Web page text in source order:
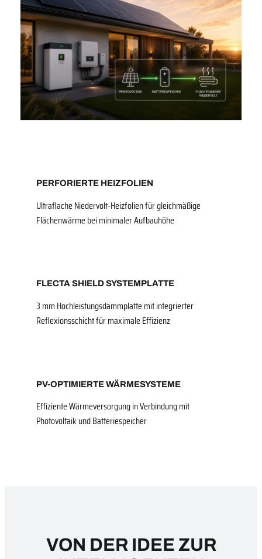
PERFORIERTE HEIZFOLIEN
Ultraflache Niedervolt-Heizfolien für gleichmäßige
Flächenwärme bei minimaler Aufbauhöhe
FLECTA SHIELD SYSTEMPLATTE
3 mm Hochleistungsdämmplatte mit integrierter
Reflexionsschicht für maximale Effizienz
PV-OPTIMIERTE WÄRMESYSTEME
Effiziente Wärmeversorgung in Verbindung mit
Photovoltaik und Batteriespeicher
VON DER IDEE ZUR